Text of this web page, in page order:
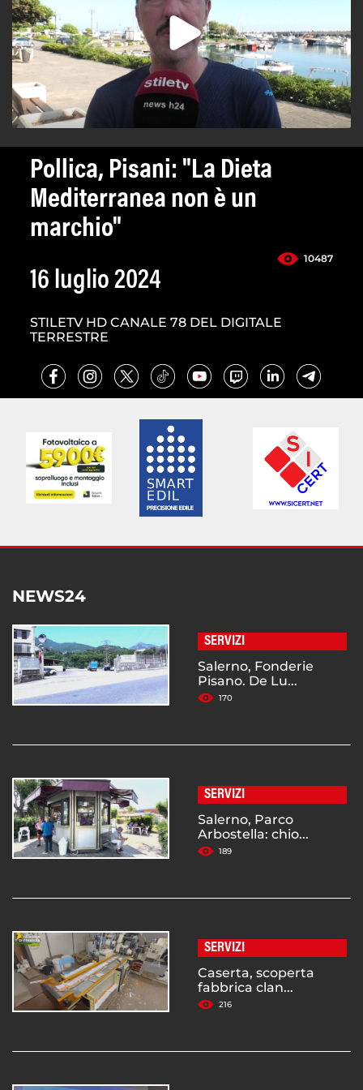
Pollica, Pisani: "La Dieta
Mediterranea non è un
marchio"
10487
16 luglio 2024
STILETV HD CANALE 78 DEL DIGITALE
TERRESTRE
NEWS24
SERVIZI
Salerno, Fonderie
Pisano. De Lu...
170
SERVIZI
Salerno, Parco
Arbostella: chio...
189
SERVIZI
Caserta, scoperta
fabbrica clan...
216